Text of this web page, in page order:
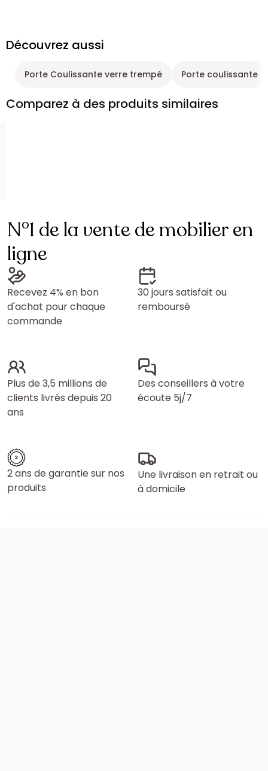
Découvrez aussi
Porte Coulissante verre trempé Porte coulissante
Comparez à des produits similaires
N°1 de la vente de mobilier en
ligne
Recevez 4% en bon
d'achat pour chaque
commande
30 jours satisfait ou
remboursé
Plus de 3,5 millions de
clients livrés depuis 20
ans
Des conseillers à votre
écoute 5j/7
2 ans de garantie sur nos
produits
Une livraison en retrait ou
à domicile